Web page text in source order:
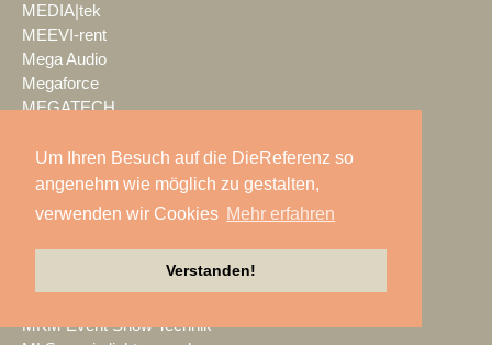
Um Ihren Besuch auf die DieReferenz so
angenehm wie möglich zu gestalten,
verwenden wir Cookies Mehr erfahren
Verstanden!
MEDIA|tek
MEEVI-rent
Mega Audio
Megaforce
MEGATECH
Mersive
Meyer Sound
Ministry of Light
MKM Event Show Technik